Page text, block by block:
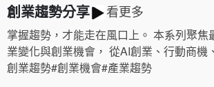
創業趨勢分享 看更多
掌握趨勢，才能走在風口上。 本系列聚焦
業變化與創業機會， 從AI創業、行動商機
創業趨勢#創業機會#產業趨勢